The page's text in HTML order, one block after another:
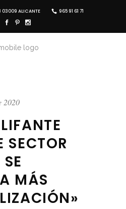
03009 ALICANTE 965 91 61 71
2020
SECTOR
MÁS